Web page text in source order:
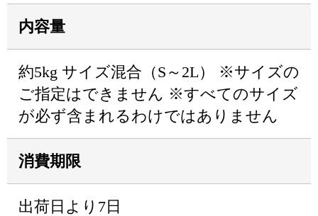
内容量
約5kg サイズ混合（S～2L） ※サイズの
ご指定はできません ※すべてのサイズ
が必ず含まれるわけではありません
消費期限
出荷日より7日